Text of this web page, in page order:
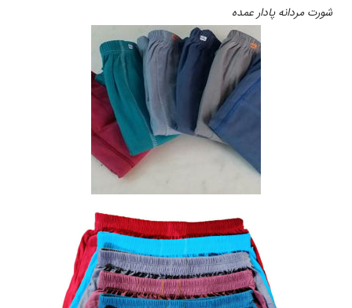
شورت مردانه پادار عمده